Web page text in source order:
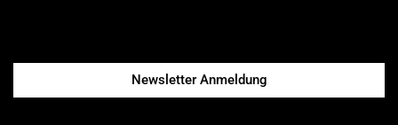
Newsletter Anmeldung